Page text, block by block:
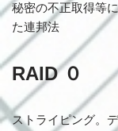
秘密の不正取得等
た連邦法
RAID ０
ストライピング。